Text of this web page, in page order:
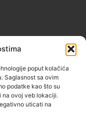
poput kolačića
Saglasnost sa ovim
podatke kao što su
na ovoj veb lokaciji.
uticati na
72000 ZENICA